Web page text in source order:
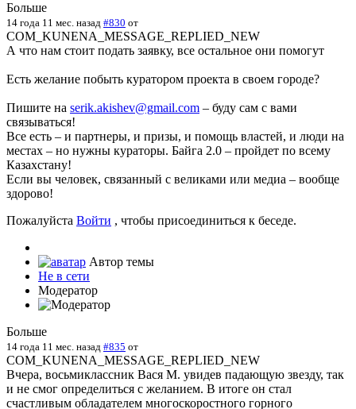
Больше
14 года 11 мес. назад #830 от
COM_KUNENA_MESSAGE_REPLIED_NEW
А что нам стоит подать заявку, все остальное они помогут
Есть желание побыть куратором проекта в своем городе?
Пишите на serik.akishev@gmail.com – буду сам с вами
связываться!
Все есть – и партнеры, и призы, и помощь властей, и люди на
местах – но нужны кураторы. Байга 2.0 – пройдет по всему
Казахстану!
Если вы человек, связанный с великами или медиа – вообще
здорово!
Пожалуйста Войти , чтобы присоединиться к беседе.
Автор темы
Не в сети
Модератор
Больше
14 года 11 мес. назад #835 от
COM_KUNENA_MESSAGE_REPLIED_NEW
Вчера, восьмиклассник Вася М. увидев падающую звезду, так
и не смог определиться с желанием. В итоге он стал
счастливым обладателем многоскоростного горного